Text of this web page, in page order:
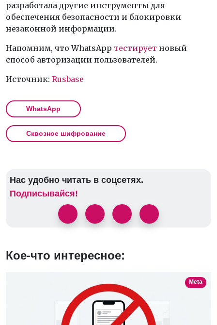
разработала другие инструменты для
обеспечения безопасности и блокировки
незаконной информации.
Напомним, что WhatsApp тестирует новый
способ авторизации пользователей.
Источник: Rusbase
WhatsApp
Сквозное шифрование
Нас удобно читать в соцсетях.
Подписывайся!
Кое-что интересное:
Meta